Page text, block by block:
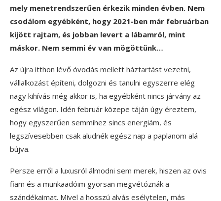
mely menetrendszerűen érkezik minden évben. Nem
csodálom egyébként, hogy 2021-ben már februárban
kijött rajtam, és jobban levert a lábamról, mint
máskor. Nem semmi év van mögöttünk…
Az újra itthon lévő óvodás mellett háztartást vezetni,
vállalkozást építeni, dolgozni és tanulni egyszerre elég
nagy kihívás még akkor is, ha egyébként nincs járvány az
egész világon. Idén február közepe táján úgy éreztem,
hogy egyszerűen semmihez sincs energiám, és
legszívesebben csak aludnék egész nap a paplanom alá
bújva.
Persze erről a luxusról álmodni sem merek, hiszen az ovis
fiam és a munkaadóim gyorsan megvétóznák a
szándékaimat. Mivel a hosszú alvás esélytelen, más